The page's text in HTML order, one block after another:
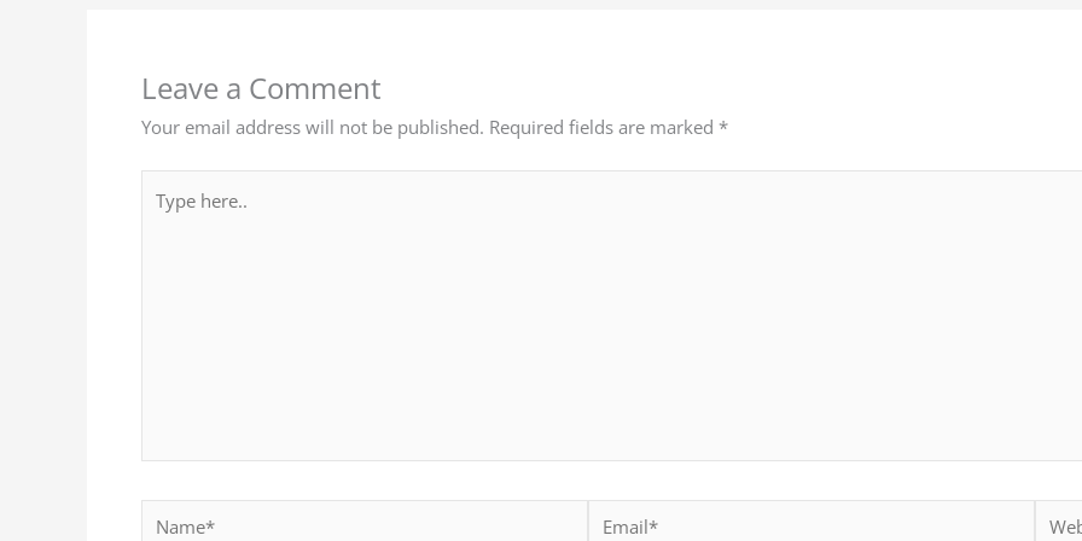
Leave a Comment
Your email address will not be published. Required fields are marked *
here..
Name* Email*